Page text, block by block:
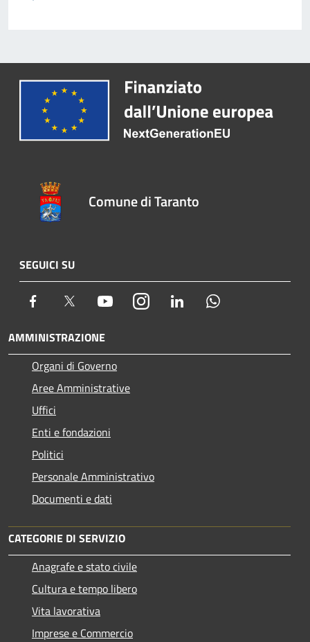
Comune di Taranto
SEGUICI SU
Facebook Twitter YoutubeInstagram LinkedIn
AMMINISTRAZIONE
Organi di Governo
Aree Amministrative
Uffici
Enti e fondazioni
Politici
Personale Amministrativo
Documenti e dati
CATEGORIE DI SERVIZIO
Anagrafe e stato civile
Cultura e tempo libero
Vita lavorativa
Imprese e Commercio